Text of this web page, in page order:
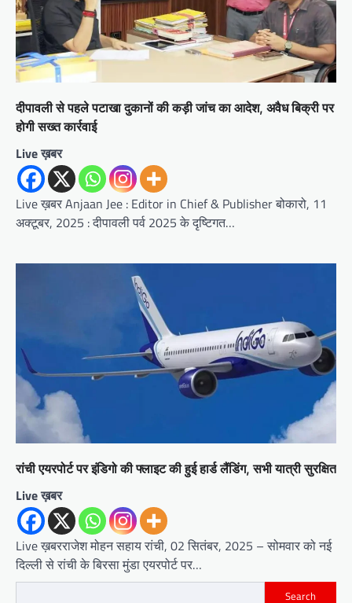
दीपावली से पहले पटाखा दुकानों की कड़ी जांच का आदेश, अवैध बिक्री पर
होगी सख्त कार्रवाई
Live ख़बर
Live ख़बर Anjaan Jee : Editor in Chief & Publisher बोकारो, 11
अक्टूबर, 2025 : दीपावली पर्व 2025 के दृष्टिगत…
रांची एयरपोर्ट पर इंडिगो की फ्लाइट की हुई हार्ड लैंडिंग, सभी यात्री सुरक्षित
Live ख़बर
Live ख़बरराजेश मोहन सहाय रांची, 02 सितंबर, 2025 – सोमवार को नई
दिल्ली से रांची के बिरसा मुंडा एयरपोर्ट पर…
Search